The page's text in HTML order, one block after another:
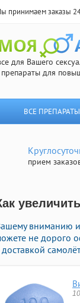
принимаем заказы 24
для Вашего
препараты для
ВСЕ ПРЕПАРАТЫ
прием
вниманию
не дорого
доставкой